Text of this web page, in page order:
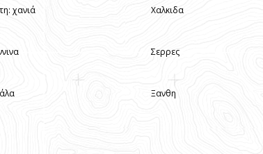
χανιά Χαλκιδα
Σερρες
Ξανθη